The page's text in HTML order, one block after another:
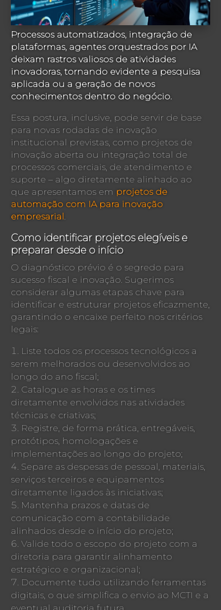
Processos automatizados, integração de
plataformas, agentes orquestrados por IA
deixam rastros valiosos de atividades
inovadoras, tornando evidente a pesquisa
aplicada ou a geração de novos
conhecimentos dentro do negócio.
Essa postura, inclusive, pode servir de base
para novas rodadas de inovação
institucional previstas, como projetos de
inovação aberta ou integração total de
processos comerciais, de atendimento e
suporte – algo diretamente alinhado ao
que apresentamos em projetos de
automação com IA para inovação
empresarial.
Como identificar projetos elegíveis e
preparar desde o início
O diagnóstico prévio é o segredo para
sucesso fiscal e inovação. Sugerimos
considerar algumas etapas chave para
identificar e estruturar projetos eficazmente,
garantindo o encaixe perfeito nos critérios
legais:
Liste todos os processos tecnológicos a
serem melhorados ou desenvolvidos ao
longo do ano fiscal;
Catalogue as horas e os times
diretamente envolvidos nas atividades
técnicas e criativas;
Registre, de forma prática, entregáveis,
protótipos, homologações e
implementações ao longo do projeto;
Separe as despesas de pessoal, materiais,
serviços terceiros e equipamentos
diretamente ligados às iniciativas;
Mantenha prazos e datas de
comunicação com a contabilidade
alinhados desde o início do projeto;
Valide todo o escopo do projeto com a
diretoria para garantir alinhamento
estratégico e organizacional;
Documente tudo utilizando ferramentas
digitais, o que simplifica o envio ao MCTI e a